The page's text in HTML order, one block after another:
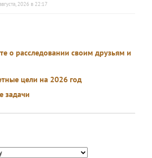
2026 в 22:17
о расследовании своим друзьям и
цели на 2026 год
задачи